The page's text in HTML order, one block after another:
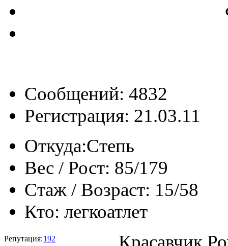
Сообщений: 4832
Регистрация: 21.03.11
Откуда:Степь
Вес / Рост: 85/179
Стаж / Возраст: 15/58
Кто: легкоатлет
Репутация:192 Красавчик